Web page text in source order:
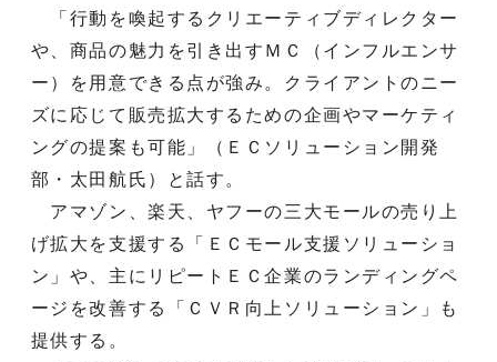
「行動を喚起するクリエーティブディレクター
や、商品の魅力を引き出すＭＣ（インフルエンサ
ー）を用意できる点が強み。クライアントのニー
ズに応じて販売拡大するための企画やマーケティ
ングの提案も可能」（ＥＣソリューション開発
部・太田航氏）と話す。
アマゾン、楽天、ヤフーの三大モールの売り上
げ拡大を支援する「ＥＣモール支援ソリューショ
ン」や、主にリピートＥＣ企業のランディングペ
ージを改善する「ＣＶＲ向上ソリューション」も
提供する。